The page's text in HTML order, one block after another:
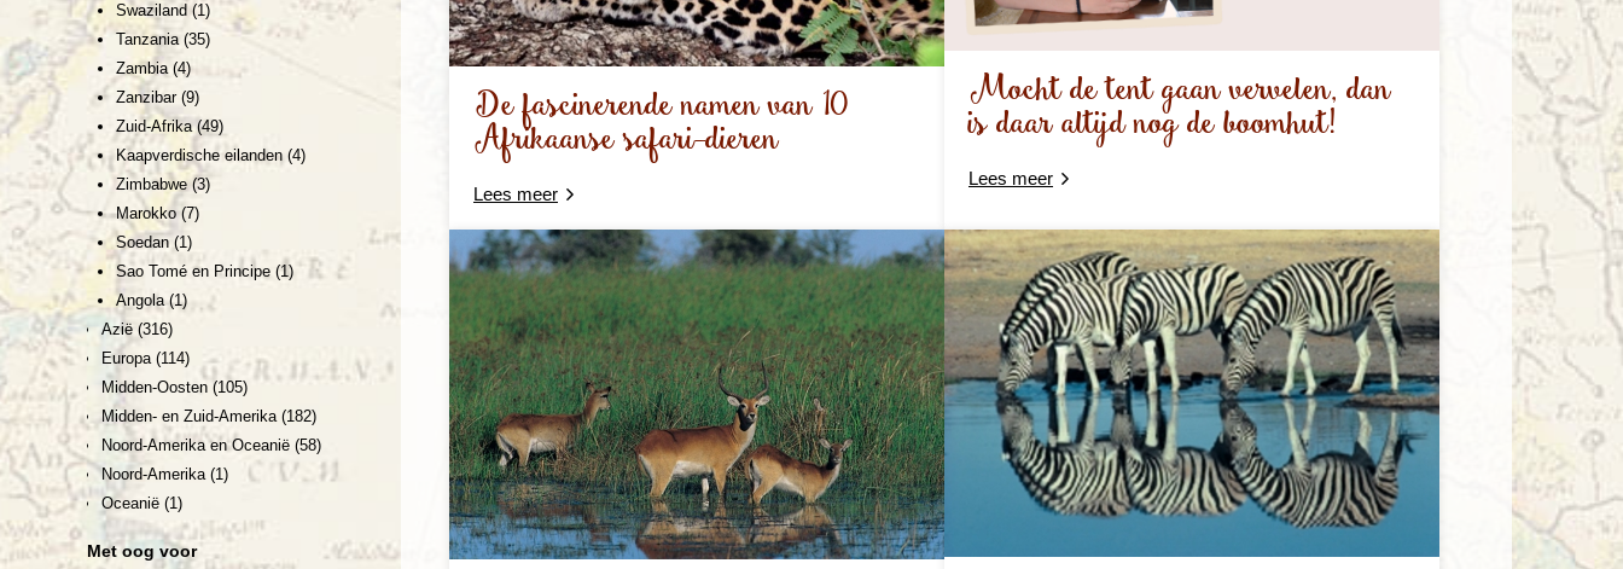
De fascinerende namen van 10
Afrikaanse safari-dieren
Lees meer
Mocht de tent gaan vervelen, dan
is daar altijd nog de boomhut!
Lees meer
Swaziland (1)
Tanzania (35)
Zambia (4)
Zanzibar (9)
Zuid-Afrika(49)
Kaapverdische eilanden (4)
Zimbabwe (3)
Marokko (7)
Soedan (1)
Sao Tomé en Principe (1)
Angola(1)
Azië (316)
Europa (114)
Midden-Oosten (105)
Midden- en Zuid-Amerika (182)
Noord-Amerika en Oceanië (58)
Noord-Amerika (1)
Oceanië (1)
Met oog voor